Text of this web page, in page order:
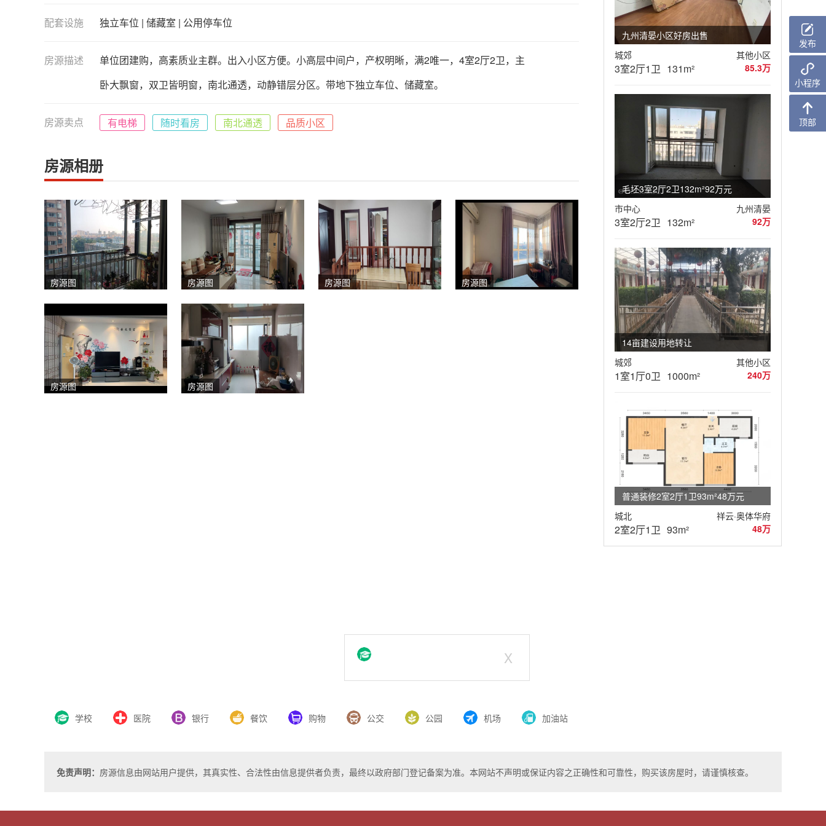
配套设施 独立车位 | 储藏室 | 公用停车位
房源描述
单位团建购，高素质业主群。出入小区方便。小高层中间户，产权明晰，满2唯一，4室2厅2卫，主
卧大飘窗，双卫皆明窗，南北通透，动静错层分区。带地下独立车位、储藏室。
房源卖点 有电梯 随时看房 南北通透 品质小区
房源相册
房源图 房源图 房源图 房源图
房源图 房源图
X
学校 医院 银行 餐饮 购物 公交 公园 机场 加油站
九州清晏小区好房出售
城郊
其他小区
3室2厅1卫 131m² 85.3万
毛坯3室2厅2卫132m²92万元
市中心
九州清晏
3室2厅2卫 132m² 92万
14亩建设用地转让
城郊
其他小区
1室1厅0卫 1000m² 240万
普通装修2室2厅1卫93m²48万元
城北
祥云·奥体华府
2室2厅1卫 93m² 48万
免责声明： 房源信息由网站用户提供，其真实性、合法性由信息提供者负责，最终以政府部门登记备案为准。本网站不声明或保证内容之正确性和可靠性，购买该房屋时，请谨慎核查。
发布
小程序
顶部